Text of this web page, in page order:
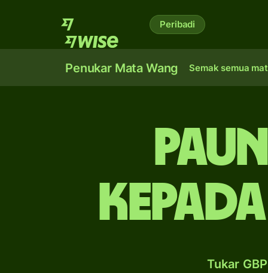
Peribadi
Penukar Mata Wang Semak semua
Tukar